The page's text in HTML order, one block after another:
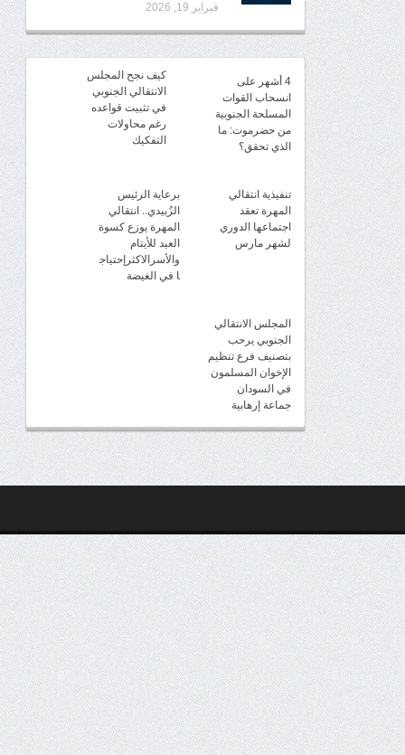
فبراير 19, 2026
4 أشهر على
انسحاب القوات
المسلحة الجنوبية
من حضرموت: ما
الذي تحقق؟
كيف نجح المجلس
الانتقالي الجنوبي
في تثبيت قواعده
رغم محاولات
التفكيك
تنفيذية انتقالي
المهرة تعقد
اجتماعها الدوري
لشهر مارس
برعاية الرئيس
الزُبيدي.. انتقالي
المهرة يوزع كسوة
العيد للأيتام
والأسرالاكثرإحتياج
ا في الغيضة
المجلس الانتقالي
الجنوبي يرحب
بتصنيف فرع تنظيم
الإخوان المسلمون
في السودان
جماعة إرهابية